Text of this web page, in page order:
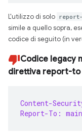
L'utilizzo di solo
simile a quello sopra,
codice di seguito (in
Codice legacy
direttiva report-to
Content-
Report-To: